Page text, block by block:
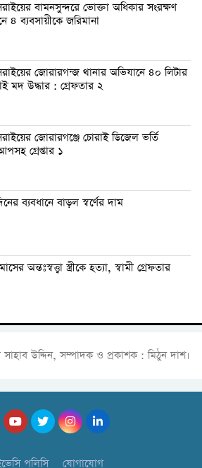
বামনসুন্দরে ভোক্তা অধিকার সংরক্ষণ
৪ ব্যবসায়ীকে জরিমানা
জোরারগন্জ থানার অভিযানে ৪০ লিটার
মদ উদ্ধার : গ্রেফতার ২
জোরারগঞ্জে চোরাই ডিজেল ভর্তি
গ্রেপ্তার ১
ব্যবধানে বাড়ল স্বর্ণের দাম
অন্তঃস্বত্ত্বা স্ত্রীকে হত্যা, স্বামী গ্রেফতার
সাহাব উদ্দিন, সম্পাদক ও প্রকাশক : মিঠুন দাশ।
পলিসি যোগাযোগ